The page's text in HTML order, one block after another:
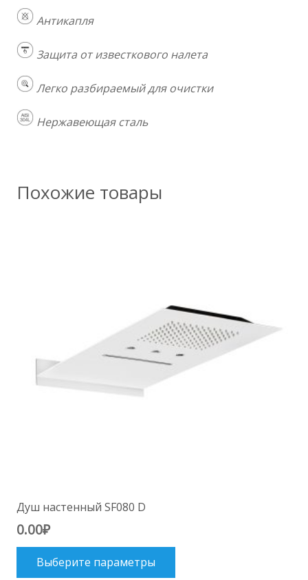
Антикапля
Защита от известкового налета
Легко разбираемый для очистки
Нержавеющая сталь
Похожие товары
Душ настенный SF080 D
0.00₽
Выберите параметры